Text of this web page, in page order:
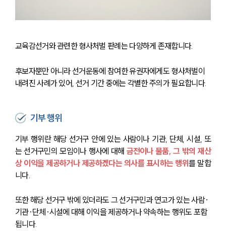
교육감선거와 관련한 형사처벌 판례는 다양하게 존재합니다.
후보자뿐만 아니라 선거운동에 참여한 유권자에게도 형사처벌이
내려진 사례가 있어, 선거 기간 중에는 각별한 주의가 필요합니다.
기부 행위
기부 행위란 해당 선거구 안에 있는 사람이나 기관, 단체, 시설, 또
는 선거구민의 모임이나 행사에 대해 금전이나 물품, 그 밖의 재산
상 이익을 제공하거나 제공하겠다는 의사를 표시하는 행위를 말합
니다.
또한 해당 선거구 밖에 있더라도 그 선거구민과 연고가 있는 사람·
기관·단체·시설에 대해 이익을 제공하거나 약속하는 행위도 포함
됩니다.